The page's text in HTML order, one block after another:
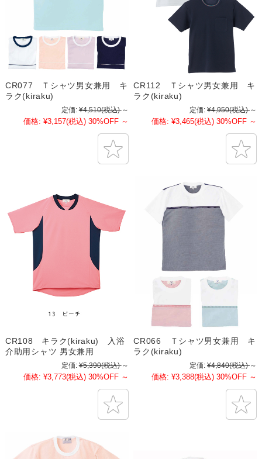
CR077 Ｔシャツ男女兼用 キ
ラク(kiraku)
定価: ¥4,510(税込) ～
価格: ¥3,157(税込) 30%OFF ～
CR112 Ｔシャツ男女兼用 キ
ラク(kiraku)
定価: ¥4,950(税込) ～
価格: ¥3,465(税込) 30%OFF ～
CR108 キラク(kiraku) 入浴
介助用シャツ 男女兼用
定価: ¥5,390(税込) ～
価格: ¥3,773(税込) 30%OFF ～
CR066 Ｔシャツ男女兼用 キ
ラク(kiraku)
定価: ¥4,840(税込) ～
価格: ¥3,388(税込) 30%OFF ～